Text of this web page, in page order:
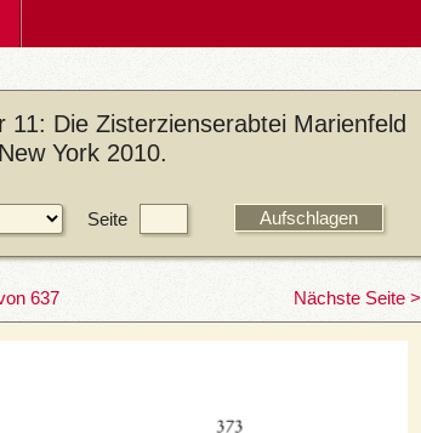
Die Zisterzienserabtei Marienfeld
York 2010.
Seite
637 Nächste Seite >